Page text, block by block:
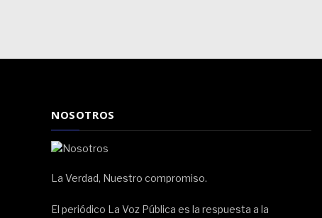
NOSOTROS
La Verdad, Nuestro compromiso.
El periódico La Voz Pública es la respuesta a la